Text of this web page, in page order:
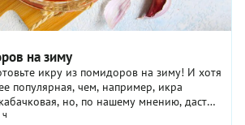
на зиму
икру из помидоров на зиму! И хотя
популярная, чем, например, икра
но, по нашему мнению, даст
заготовки не ...
ч